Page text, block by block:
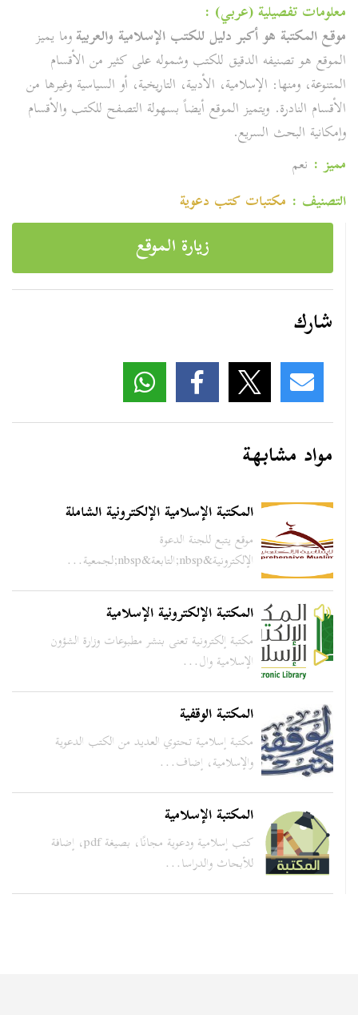
معلومات تفصيلية (عربي) :
موقع المكتبة هو أكبر دليل للكتب الإسلامية والعربيةوما يميز
الموقع هو تصنيفه الدقيق للكتب وشموله على كثير من الأقسام
المتنوعة، ومنها: الإسلامية، الأدبية، التاريخية، أو السياسية وغيرها من
الأقسام النادرة. ويتميز الموقع أيضاً بسهولة التصفح للكتب والأقسام
وإمكانية البحث السريع.
مميز : نعم
التصنيف : مكتبات كتب دعوية
زيارة الموقع
شارك
مواد مشابهة
المكتبة الإسلامية الإلكترونية الشاملة
موقع يتبع للجنة الدعوة
الإلكترونية&nbsp;التابعة&nbsp;لجمعية...
المكتبة الإلكترونية الإسلامية
مكتبة إلكترونية تعنى بنشر مطبوعات وزارة الشؤون
الإسلامية وال...
المكتبة الوقفية
مكتبة إسلامية تحتوي العديد من الكتب الدعوية
والإسلامية، إضاف...
المكتبة الإسلامية
كتب إسلامية ودعوية مجانًا، بصيغة pdf، إضافة
للأبحاث والدراسا...